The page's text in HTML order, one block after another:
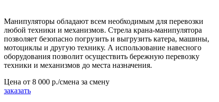
Манипуляторы обладают всем необходимым для перевозки
любой техники и механизмов. Стрела крана-манипулятора
позволяет безопасно погрузить и выгрузить катера, машины,
мотоциклы и другую технику. А использование навесного
оборудования позволит осуществить бережную перевозку
техники и механизмов до места назначения.
Цена от 8 000 р./смена за смену
заказать